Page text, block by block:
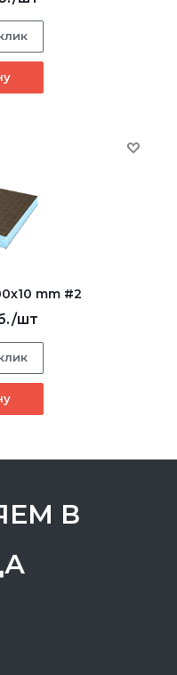
mm #2
/шт
В